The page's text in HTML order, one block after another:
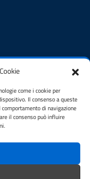
come i cookie per
Il consenso a queste
di navigazione
il consenso può influire